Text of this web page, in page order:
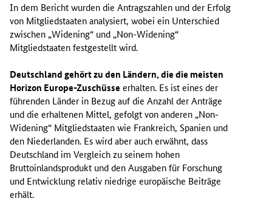
In dem Bericht wurden die Antragszahlen und der Erfolg
von Mitgliedstaaten analysiert, wobei ein Unterschied
zwischen „Widening“ und „Non-Widening“
Mitgliedstaaten festgestellt wird.
Deutschland gehört zu den Ländern, die die meisten
Horizon Europe-Zuschüsse erhalten. Es ist eines der
führenden Länder in Bezug auf die Anzahl der Anträge
und die erhaltenen Mittel, gefolgt von anderen „Non-
Widening“ Mitgliedstaaten wie Frankreich, Spanien und
den Niederlanden. Es wird aber auch erwähnt, dass
Deutschland im Vergleich zu seinem hohen
Bruttoinlandsprodukt und den Ausgaben für Forschung
und Entwicklung relativ niedrige europäische Beiträge
erhält.